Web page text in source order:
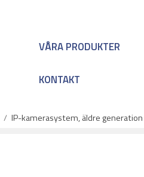
VÅRA PRODUKTER
KONTAKT
/ IP-kamerasystem, äldre generation